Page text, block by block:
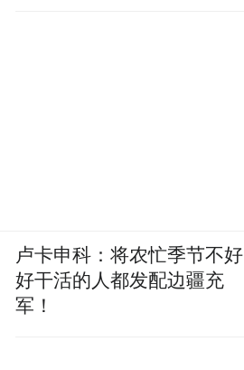
卢卡申科：将农忙季节不好
好干活的人都发配边疆充
军！